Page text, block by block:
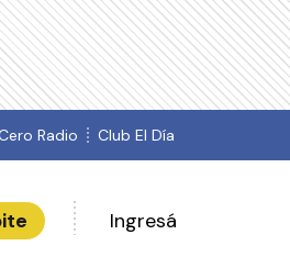
Radio Club El Día
Ingresá